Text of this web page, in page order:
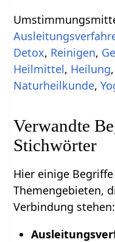
Detox, Reinigen,
Heilmittel, Heilung,
Naturheilkunde,
Verwandte
Stichwörter
Hier einige
Themengebieten,
Verbindung stehen: